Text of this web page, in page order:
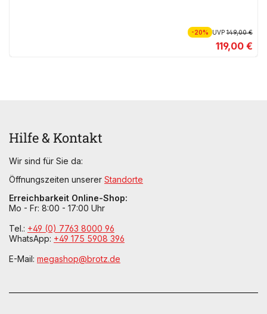
-20% UVP149,00 €
119,00 €
Hilfe & Kontakt
Wir sind für Sie da:
Öffnungszeiten unserer Standorte
Erreichbarkeit Online-Shop:
Mo - Fr: 8:00 - 17:00 Uhr
Tel.: +49 (0) 7763 8000 96
WhatsApp: +49 175 5908 396
E-Mail: megashop@brotz.de